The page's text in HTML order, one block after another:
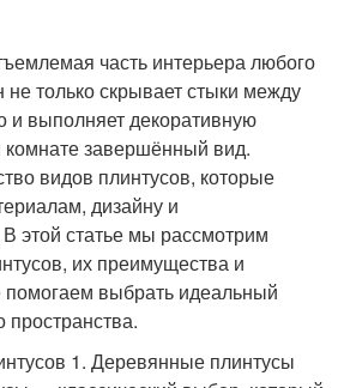
часть интерьера любого
только скрывает стыки между
и выполняет декоративную
завершённый вид.
видов плинтусов, которые
дизайну и
этой статье мы рассмотрим
их преимущества и
помогаем выбрать идеальный
1. Деревянные плинтусы